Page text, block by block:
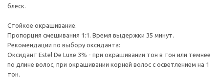
блеск.
Стойкое окрашивание.
Пропорция смешивания 1:1. Время выдержки 35 минут.
Рекомендации по выбору оксиданта:
Оксидант Estel De Luxe 3% - при окрашивании тон в тон или темнее
по длине волос, при окрашивании корней волос с осветлением на 1
тон.